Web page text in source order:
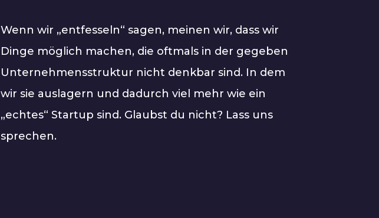
Wenn wir „entfesseln“ sagen, meinen wir, dass wir
Dinge möglich machen, die oftmals in der gegeben
Unternehmensstruktur nicht denkbar sind. In dem
wir sie auslagern und dadurch viel mehr wie ein
„echtes“ Startup sind. Glaubst du nicht? Lass uns
sprechen.